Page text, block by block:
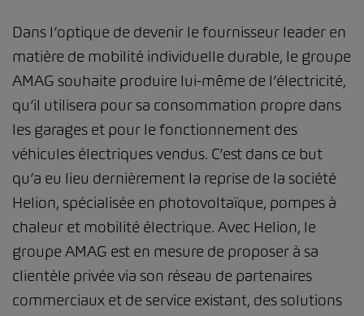
Dans l’optique de devenir le fournisseur leader en
matière de mobilité individuelle durable, le groupe
AMAG souhaite produire lui-même de l’électricité,
qu’il utilisera pour sa consommation propre dans
les garages et pour le fonctionnement des
véhicules électriques vendus. C’est dans ce but
qu’a eu lieu dernièrement la reprise de la société
Helion, spécialisée en photovoltaïque, pompes à
chaleur et mobilité électrique. Avec Helion, le
groupe AMAG est en mesure de proposer à sa
clientèle privée via son réseau de partenaires
commerciaux et de service existant, des solutions